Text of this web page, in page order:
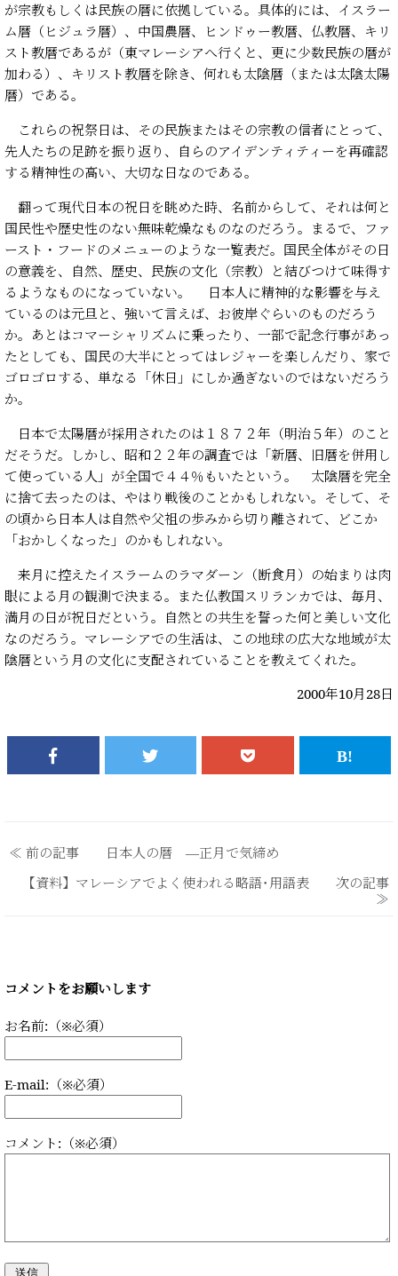
が宗教もしくは民族の暦に依拠している。具体的には、イスラー
ム暦（ヒジュラ暦）、中国農暦、ヒンドゥー教暦、仏教暦、キリ
スト教暦であるが（東マレーシアへ行くと、更に少数民族の暦が
加わる）、キリスト教暦を除き、何れも太陰暦（または太陰太陽
暦）である。
これらの祝祭日は、その民族またはその宗教の信者にとって、
先人たちの足跡を振り返り、自らのアイデンティティーを再確認
する精神性の高い、大切な日なのである。
翻って現代日本の祝日を眺めた時、名前からして、それは何と
国民性や歴史性のない無味乾燥なものなのだろう。まるで、ファ
ースト・フードのメニューのような一覧表だ。国民全体がその日
の意義を、自然、歴史、民族の文化（宗教）と結びつけて味得す
るようなものになっていない。 日本人に精神的な影響を与え
ているのは元旦と、強いて言えば、お彼岸ぐらいのものだろう
か。あとはコマーシャリズムに乗ったり、一部で記念行事があっ
たとしても、国民の大半にとってはレジャーを楽しんだり、家で
ゴロゴロする、単なる「休日」にしか過ぎないのではないだろう
か。
日本で太陽暦が採用されたのは１８７２年（明治５年）のこと
だそうだ。しかし、昭和２２年の調査では「新暦、旧暦を併用し
て使っている人」が全国で４４％もいたという。 太陰暦を完全
に捨て去ったのは、やはり戦後のことかもしれない。そして、そ
の頃から日本人は自然や父祖の歩みから切り離されて、どこか
「おかしくなった」のかもしれない。
来月に控えたイスラームのラマダーン（断食月）の始まりは肉
眼による月の観測で決まる。また仏教国スリランカでは、毎月、
満月の日が祝日だという。自然との共生を誓った何と美しい文化
なのだろう。マレーシアでの生活は、この地球の広大な地域が太
陰暦という月の文化に支配されていることを教えてくれた。
2000年10月28日
≪ 前の記事 日本人の暦 ―正月で気締め
【資料】マレーシアでよく使われる略語･用語表 次の記事
≫
コメントをお願いします
お名前:（※必須）
E-mail:（※必須）
コメント:（※必須）